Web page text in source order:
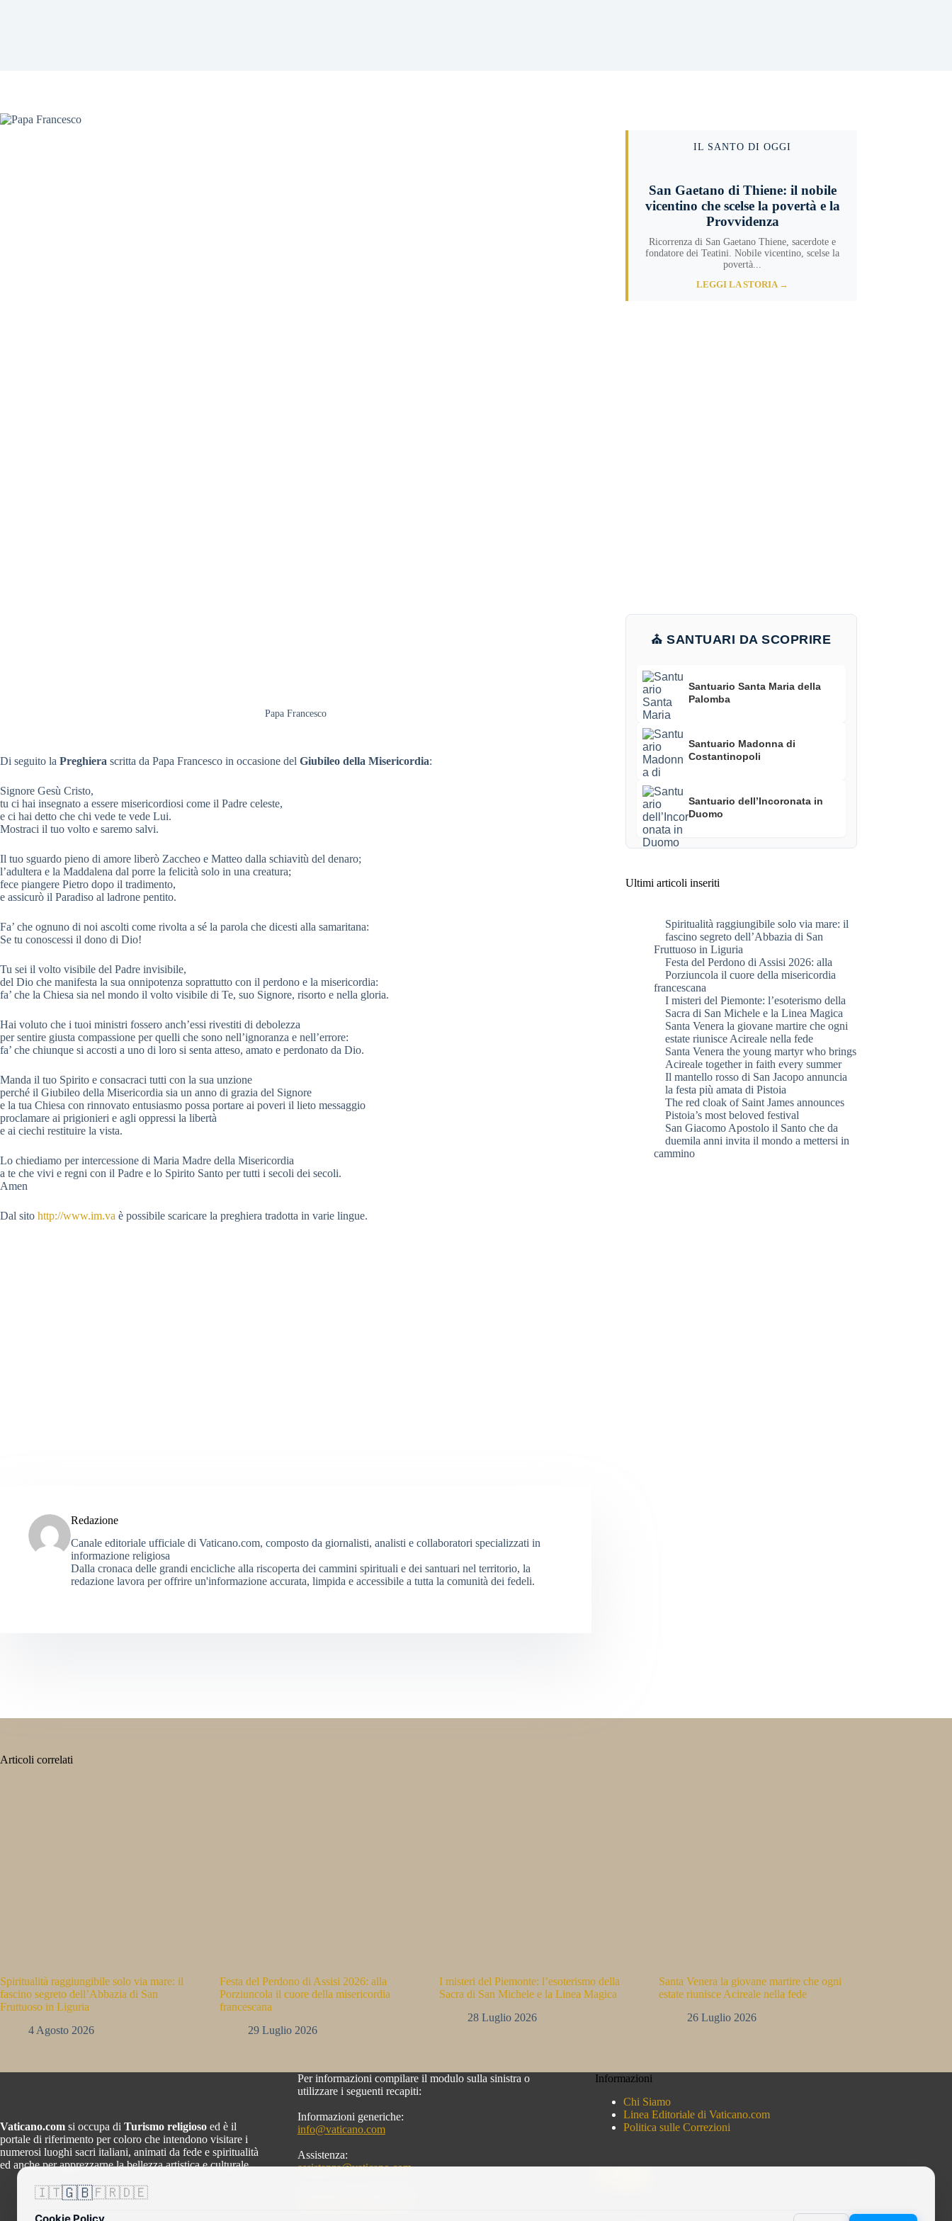
Papa Francesco
Di seguito la Preghiera scritta da Papa Francesco in occasione del Giubileo della Misericordia:
Signore Gesù Cristo,
tu ci hai insegnato a essere misericordiosi come il Padre celeste,
e ci hai detto che chi vede te vede Lui.
Mostraci il tuo volto e saremo salvi.
Il tuo sguardo pieno di amore liberò Zaccheo e Matteo dalla schiavitù del denaro;
l’adultera e la Maddalena dal porre la felicità solo in una creatura;
fece piangere Pietro dopo il tradimento,
e assicurò il Paradiso al ladrone pentito.
Fa’ che ognuno di noi ascolti come rivolta a sé la parola che dicesti alla samaritana:
Se tu conoscessi il dono di Dio!
Tu sei il volto visibile del Padre invisibile,
del Dio che manifesta la sua onnipotenza soprattutto con il perdono e la misericordia:
fa’ che la Chiesa sia nel mondo il volto visibile di Te, suo Signore, risorto e nella gloria.
Hai voluto che i tuoi ministri fossero anch’essi rivestiti di debolezza
per sentire giusta compassione per quelli che sono nell’ignoranza e nell’errore:
fa’ che chiunque si accosti a uno di loro si senta atteso, amato e perdonato da Dio.
Manda il tuo Spirito e consacraci tutti con la sua unzione
perché il Giubileo della Misericordia sia un anno di grazia del Signore
e la tua Chiesa con rinnovato entusiasmo possa portare ai poveri il lieto messaggio
proclamare ai prigionieri e agli oppressi la libertà
e ai ciechi restituire la vista.
Lo chiediamo per intercessione di Maria Madre della Misericordia
a te che vivi e regni con il Padre e lo Spirito Santo per tutti i secoli dei secoli.
Amen
Dal sito http://www.im.va è possibile scaricare la preghiera tradotta in varie lingue.
Redazione
Canale editoriale ufficiale di Vaticano.com, composto da giornalisti, analisti e collaboratori specializzati in
informazione religiosa
Dalla cronaca delle grandi encicliche alla riscoperta dei cammini spirituali e dei santuari nel territorio, la
redazione lavora per offrire un'informazione accurata, limpida e accessibile a tutta la comunità dei fedeli.
IL SANTO DI OGGI
San Gaetano di Thiene: il nobile
vicentino che scelse la povertà e la
Provvidenza
Ricorrenza di San Gaetano Thiene, sacerdote e
fondatore dei Teatini. Nobile vicentino, scelse la
povertà...
LEGGI LA STORIA →
⛪ SANTUARI DA SCOPRIRE
Santuario Santa Maria della
Palomba
Santuario Madonna di
Costantinopoli
Santuario dell’Incoronata in
Duomo
Ultimi articoli inseriti
Spiritualità raggiungibile solo via mare: il
fascino segreto dell’Abbazia di San
Fruttuoso in Liguria
Festa del Perdono di Assisi 2026: alla
Porziuncola il cuore della misericordia
francescana
I misteri del Piemonte: l’esoterismo della
Sacra di San Michele e la Linea Magica
Santa Venera la giovane martire che ogni
estate riunisce Acireale nella fede
Santa Venera the young martyr who brings
Acireale together in faith every summer
Il mantello rosso di San Jacopo annuncia
la festa più amata di Pistoia
The red cloak of Saint James announces
Pistoia’s most beloved festival
San Giacomo Apostolo il Santo che da
duemila anni invita il mondo a mettersi in
cammino
Articoli correlati
Spiritualità raggiungibile solo via mare: il
fascino segreto dell’Abbazia di San
Fruttuoso in Liguria
4 Agosto 2026
Festa del Perdono di Assisi 2026: alla
Porziuncola il cuore della misericordia
francescana
29 Luglio 2026
I misteri del Piemonte: l’esoterismo della
Sacra di San Michele e la Linea Magica
28 Luglio 2026
Santa Venera la giovane martire che ogni
estate riunisce Acireale nella fede
26 Luglio 2026
Vaticano.com si occupa di Turismo religioso ed è il
portale di riferimento per coloro che intendono visitare i
numerosi luoghi sacri italiani, animati da fede e spiritualità
ed anche per apprezzarne la bellezza artistica e culturale.
Per informazioni compilare il modulo sulla sinistra o
utilizzare i seguenti recapiti:
Informazioni generiche:
info@vaticano.com
Assistenza:
assistenza@vaticano.com
Informazioni
Chi Siamo
Linea Editoriale di Vaticano.com
Politica sulle Correzioni
🇮🇹🇬🇧🇫🇷🇩🇪